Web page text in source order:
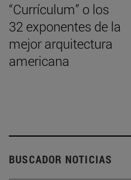
“Currículum” o los
32 exponentes de la
mejor arquitectura
americana
BUSCADOR NOTICIAS